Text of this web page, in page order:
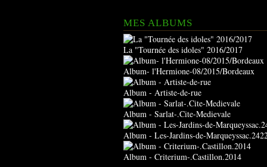
MES ALBUMS
La "Tournée des idoles" 2016/2017
Album- l'Hermione-08/2015/Bordeaux
Album - Artiste-de-rue
Album - Sarlat-.Cite-Medievale
Album - Les-Jardins-de-
Album - Criterium-.Castillon.2014